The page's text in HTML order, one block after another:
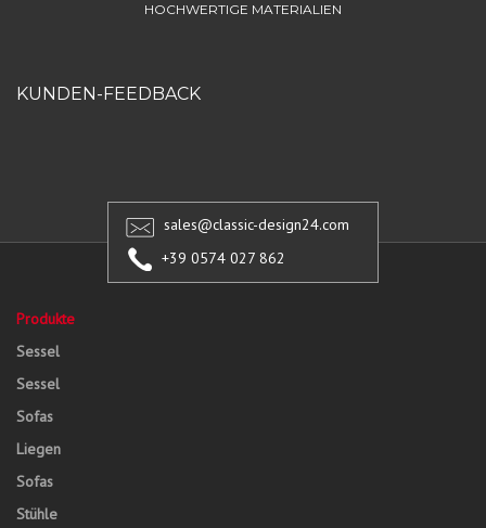
HOCHWERTIGE MATERIALIEN
KUNDEN-FEEDBACK
sales@classic-design24.com
+39 0574 027 862
Produkte
Sessel
Sessel
Sofas
Liegen
Sofas
Stühle